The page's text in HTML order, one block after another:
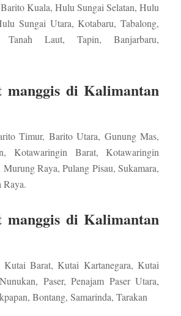
Kuala, Hulu Sungai Selatan, Hulu
Sungai Utara, Kotabaru, Tabalong,
Tanah Laut, Tapin, Banjarbaru,
di Kalimantan
Timur, Barito Utara, Gunung Mas,
Kotawaringin Barat, Kotawaringin
Raya, Pulang Pisau, Sukamara,
Raya.
di Kalimantan
Kutai Barat, Kutai Kartanegara, Kutai
Paser, Penajam Paser Utara,
Bontang, Samarinda, Tarakan